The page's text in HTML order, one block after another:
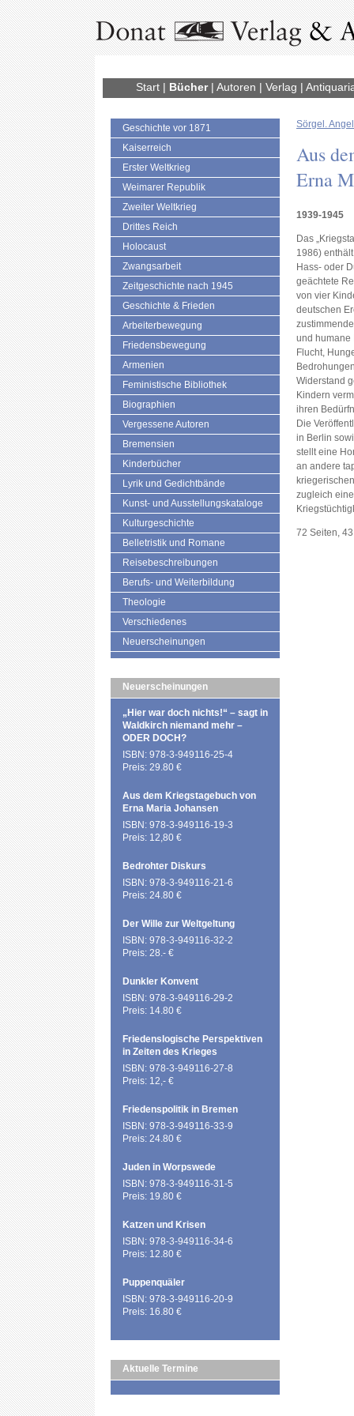
Start| Bücher| Autoren | Verlag |
Geschichte vor 1871
Kaiserreich
Erster Weltkrieg
Weimarer Republik
Zweiter Weltkrieg
Drittes Reich
Holocaust
Zwangsarbeit
Zeitgeschichte nach 1945
Geschichte & Frieden
Arbeiterbewegung
Friedensbewegung
Armenien
Feministische Bibliothek
Biographien
Vergessene Autoren
Bremensien
Kinderbücher
Lyrik und Gedichtbände
Kunst- und Ausstellungskataloge
Kulturgeschichte
Belletristik und Romane
Reisebeschreibungen
Berufs- und Weiterbildung
Theologie
Verschiedenes
Neuerscheinungen
Neuerscheinungen
„Hier war doch nichts!“ – sagt in
Waldkirch niemand mehr –
ODER DOCH?
ISBN: 978-3-949116-25-4
Preis: 29.80 €
Aus dem Kriegstagebuch von
Erna Maria Johansen
ISBN: 978-3-949116-19-3
Preis: 12,80 €
Bedrohter Diskurs
ISBN: 978-3-949116-21-6
Preis: 24.80 €
Der Wille zur Weltgeltung
ISBN: 978-3-949116-32-2
Preis: 28.- €
Dunkler Konvent
ISBN: 978-3-949116-29-2
Preis: 14.80 €
Friedenslogische Perspektiven
in Zeiten des Krieges
ISBN: 978-3-949116-27-8
Preis: 12,- €
Friedenspolitik in Bremen
ISBN: 978-3-949116-33-9
Preis: 24.80 €
Juden in Worpswede
ISBN: 978-3-949116-31-5
Preis: 19.80 €
Katzen und Krisen
ISBN: 978-3-949116-34-6
Preis: 12.80 €
Puppenquäler
ISBN: 978-3-949116-20-9
Preis: 16.80 €
Aktuelle Termine
Sörgel.
Aus
Erna
1939-1945
Das
1986)
Hass- oder
geächtete
von vier
deutschen
und humane
Flucht,
Widerstand
Kindern
ihren
Die
in Berlin
stellt eine
an andere
zugleich
72 Seiten,